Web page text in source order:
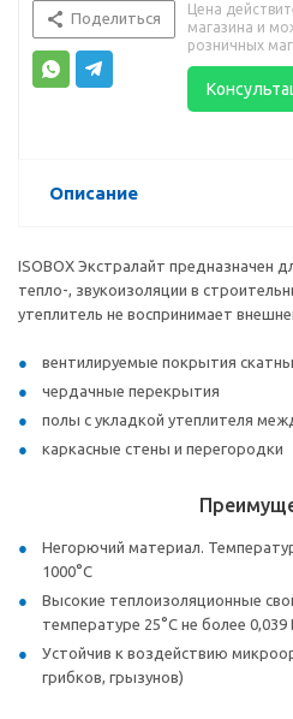
Поделиться
Цена
магазина и
розничных
Описание
ISOBOX Экстралайт предназначен
тепло-, звукоизоляции в
утеплитель не воспринимает
вентилируемые покрытия
чердачные перекрытия
полы с укладкой утеплителя
каркасные стены и перегородки
Негорючий материал.
1000°С
Высокие теплоизоляционные
температуре 25°С не более
Устойчив к воздействию
грибков, грызунов)